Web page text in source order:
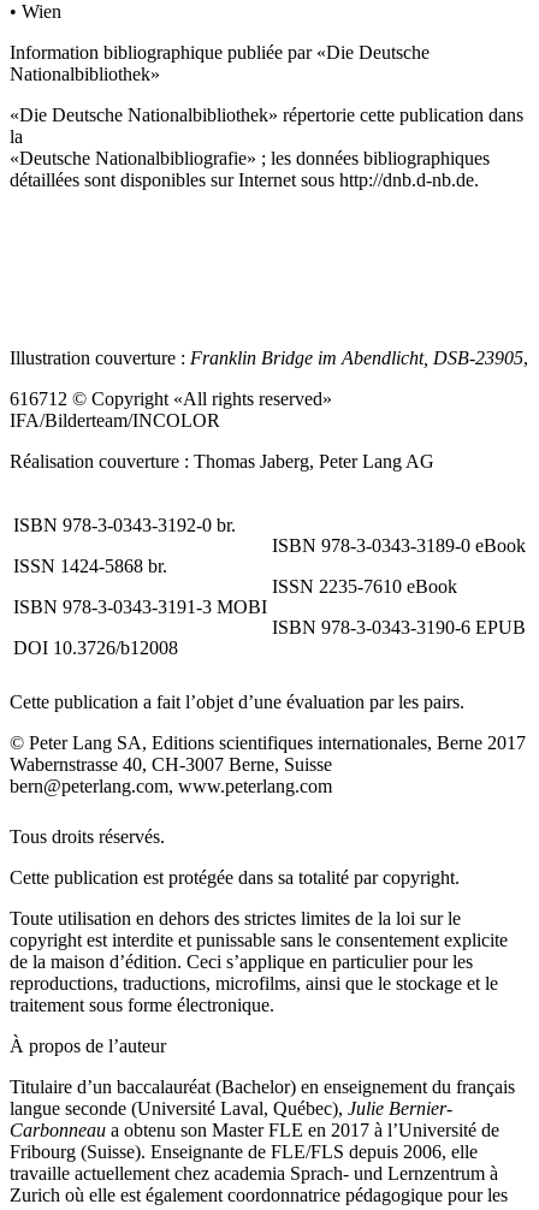
• Wien
Information bibliographique publiée par «Die Deutsche
Nationalbibliothek»
«Die Deutsche Nationalbibliothek» répertorie cette publication dans
la
«Deutsche Nationalbibliografie» ; les données bibliographiques
détaillées sont disponibles sur Internet sous http://dnb.d-nb.de.
Illustration couverture : Franklin Bridge im Abendlicht, DSB-23905,
616712 © Copyright «All rights reserved»
IFA/Bilderteam/INCOLOR
Réalisation couverture : Thomas Jaberg, Peter Lang AG
ISBN 978-3-0343-3192-0 br.
ISSN 1424-5868 br.
ISBN 978-3-0343-3191-3 MOBI
DOI 10.3726/b12008
ISBN 978-3-0343-3189-0 eBook
ISSN 2235-7610 eBook
ISBN 978-3-0343-3190-6 EPUB
Cette publication a fait l’objet d’une évaluation par les pairs.
© Peter Lang SA, Editions scientifiques internationales, Berne 2017
Wabernstrasse 40, CH-3007 Berne, Suisse
bern@peterlang.com, www.peterlang.com
Tous droits réservés.
Cette publication est protégée dans sa totalité par copyright.
Toute utilisation en dehors des strictes limites de la loi sur le
copyright est interdite et punissable sans le consentement explicite
de la maison d’édition. Ceci s’applique en particulier pour les
reproductions, traductions, microfilms, ainsi que le stockage et le
traitement sous forme électronique.
À propos de l’auteur
Titulaire d’un baccalauréat (Bachelor) en enseignement du français
langue seconde (Université Laval, Québec), Julie Bernier-
Carbonneau a obtenu son Master FLE en 2017 à l’Université de
Fribourg (Suisse). Enseignante de FLE/FLS depuis 2006, elle
travaille actuellement chez academia Sprach- und Lernzentrum à
Zurich où elle est également coordonnatrice pédagogique pour les